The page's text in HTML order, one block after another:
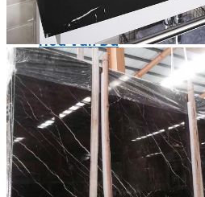
Đá Onyx
Hoa Văn Đá
Đá Ốp Mặt Tiền
Đá Quartz Alpilus
Đá Alpilus Brazil
Đá tự nhiên
Đá Thạch Anh